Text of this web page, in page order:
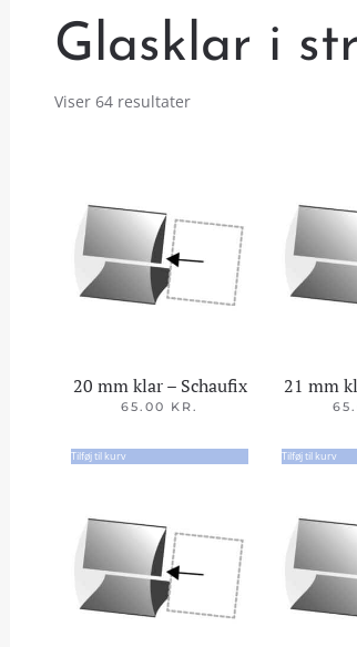
Glasklar i
Viser 64 resultater
20 mm klar – Schaufix
65.00 KR.
Tilføj til kurv
21 mm
Tilføj til kurv